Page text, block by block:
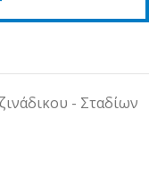
- Σταδίων